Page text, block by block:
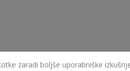
zaradi boljše uporabniške